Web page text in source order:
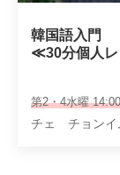
韓国語入門
≪30分個人
第2・4水曜
チェ チョンイ